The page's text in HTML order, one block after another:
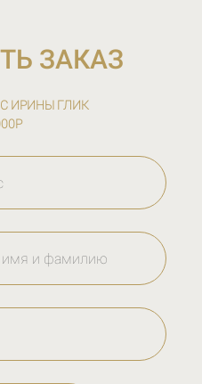
ЗАКАЗ
ИРИНЫ ГЛИК